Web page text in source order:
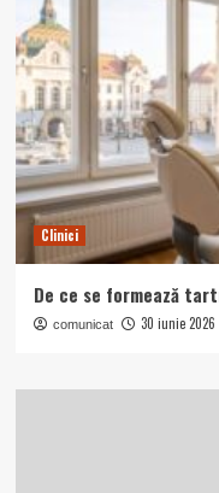
Clinici
De ce se formează
comunicat 30 iunie 2026